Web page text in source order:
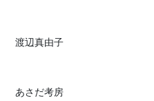
渡辺真由子
あさだ考房